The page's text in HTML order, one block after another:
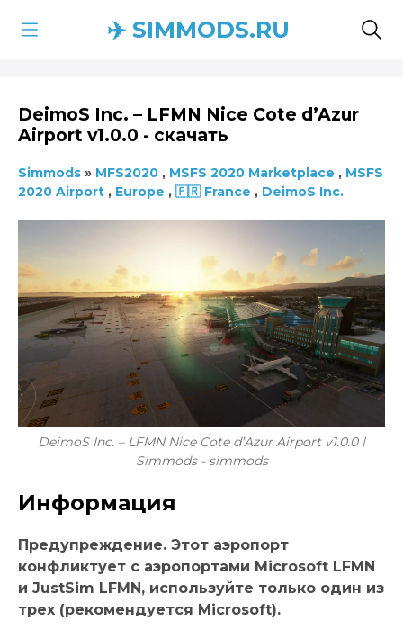
✈️ SIMMODS.RU
DeimoS Inc. – LFMN Nice Cote d’Azur
Airport v1.0.0 - скачать
Simmods » MFS2020 , MSFS 2020 Marketplace , MSFS
2020 Airport , Europe , 🇫🇷 France , DeimoS Inc.
DeimoS Inc. – LFMN Nice Cote d’Azur Airport v1.0.0 |
Simmods - simmods
Информация
Предупреждение. Этот аэропорт
конфликтует с аэропортами Microsoft LFMN
и JustSim LFMN, используйте только один из
трех (рекомендуется Microsoft).